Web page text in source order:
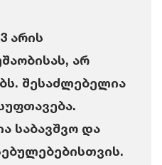
არის
არ
შესაძლებელია
საბავშვო და